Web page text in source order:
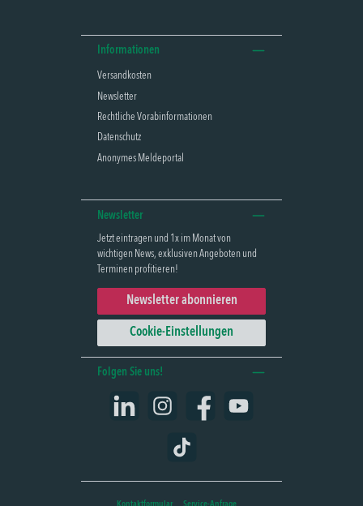
Informationen
Versandkosten
Newsletter
Rechtliche Vorabinformationen
Datenschutz
Anonymes Meldeportal
Newsletter
Jetzt eintragen und 1x im Monat von
wichtigen News, exklusiven Angeboten und
Terminen profitieren!
Newsletter abonnieren
Cookie-Einstellungen
Folgen Sie uns!
Instagram Facebook YouTube
TikTok